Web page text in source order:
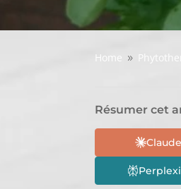
Home 9
Résumer cet
Claude